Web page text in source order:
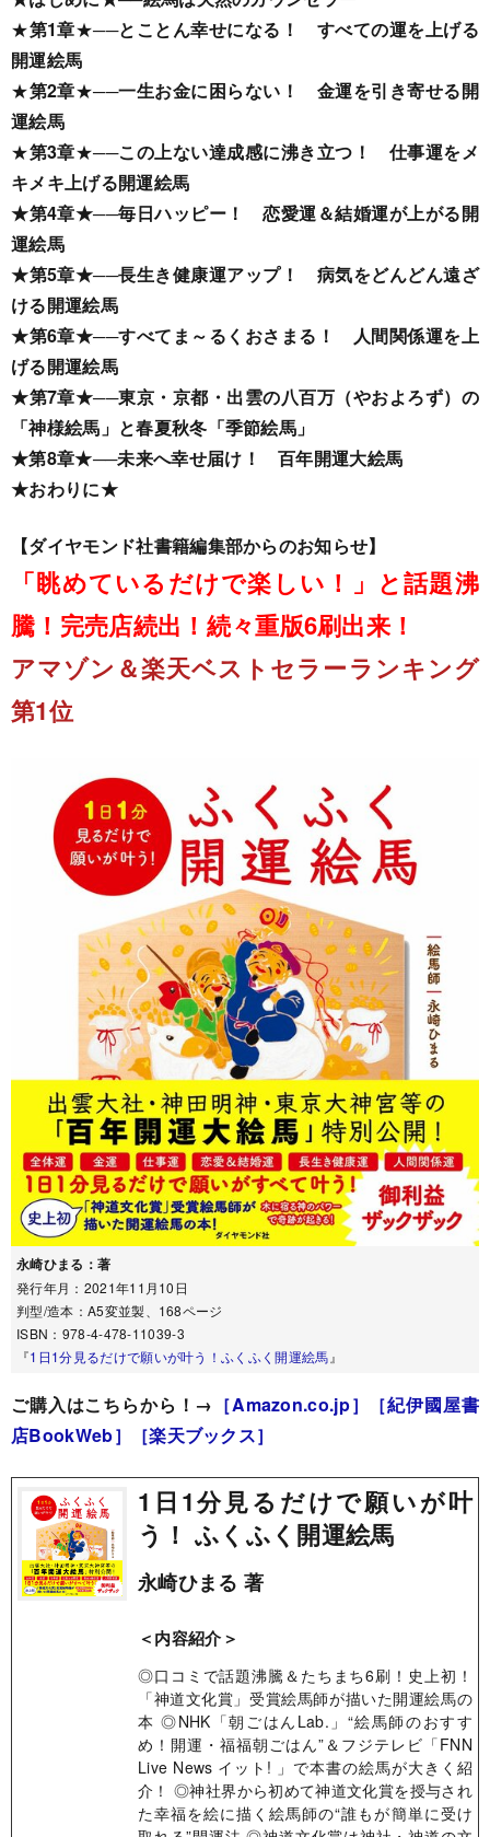
★第1章★──とことん幸せになる！ すべての運を上げる
開運絵馬
★第2章★──一生お金に困らない！ 金運を引き寄せる開
運絵馬
★第3章★──この上ない達成感に沸き立つ！ 仕事運をメ
キメキ上げる開運絵馬
★第4章★──毎日ハッピー！ 恋愛運＆結婚運が上がる開
運絵馬
★第5章★──長生き健康運アップ！ 病気をどんどん遠ざ
ける開運絵馬
★第6章★──すべてま～るくおさまる！ 人間関係運を上
げる開運絵馬
★第7章★──東京・京都・出雲の八百万（やおよろず）の
「神様絵馬」と春夏秋冬「季節絵馬」
★第8章★──未来へ幸せ届け！ 百年開運大絵馬
★おわりに★
【ダイヤモンド社書籍編集部からのお知らせ】
「眺めているだけで楽しい！」と話題沸
騰！完売店続出！続々重版6刷出来！
アマゾン＆楽天ベストセラーランキング
第1位
永崎ひまる：著
発行年月：2021年11月10日
判型/造本：A5変並製、168ページ
ISBN：978-4-478-11039-3
『1日1分見るだけで願いが叶う！ふくふく開運絵馬 』
ご購入はこちらから！→ ［Amazon.co.jp］
［紀伊國屋書
店BookWeb］
［楽天ブックス］
1日1分見るだけで願いが叶
う！ ふくふく開運絵馬
永崎ひまる 著
＜内容紹介＞
◎口コミで話題沸騰＆たちまち6刷！史上初！
「神道文化賞」受賞絵馬師が描いた開運絵馬の
本 ◎NHK「朝ごはんLab.」“絵馬師のおすす
め！開運・福福朝ごはん”＆フジテレビ「FNN
Live News イット! 」で本書の絵馬が大きく紹
介！ ◎神社界から初めて神道文化賞を授与され
た幸福を絵に描く絵馬師の“誰もが簡単に受け